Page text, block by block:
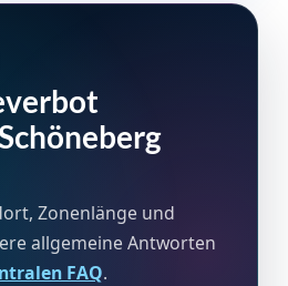
Zonenlänge und
allgemeine Antworten
FAQ.